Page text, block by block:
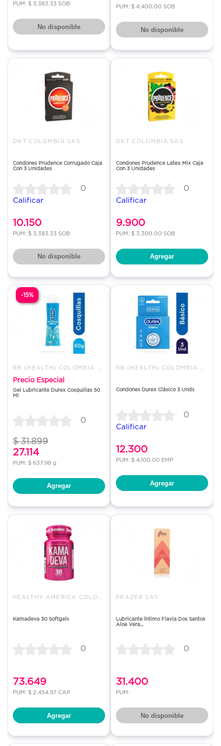
PUM: $ 3,383.33 SOB
No disponible
PUM: $ 4,400.00 SOB
No disponible
DKT COLOMBIA SAS
Condones Prudence Corrugado Caja
Con 3 Unidades
0
Calificar
10.150
PUM: $ 3,383.33 SOB
No disponible
DKT COLOMBIA SAS
Condones Prudence Latex Mix Caja
Con 3 Unidades
0
Calificar
9.900
PUM: $ 3,300.00 SOB
Agregar
RB (HEALTH) COLOMBIA S.A.S.
Precio Especial
Gel Lubricante Durex Cosquillas 50
Ml
0
$ 31.899
27.114
PUM: $ 637.98 g
Agregar
-15%
RB (HEALTH) COLOMBIA S.A.S.
Condones Durex Clásico 3 Unds
0
Calificar
12.300
PUM: $ 4,100.00 EMP
Agregar
Kamadeva 30 Softgels
0
73.649
PUM: $ 2,454.97 CAP
Agregar
PRAZER SAS
Lubricante Íntimo Flavia Dos Santos
Aloe Vera...
0
31.400
PUM:
No disponible